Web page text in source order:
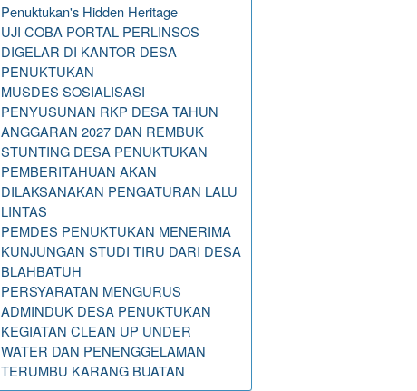
Penuktukan's Hidden Heritage
UJI COBA PORTAL PERLINSOS
DIGELAR DI KANTOR DESA
PENUKTUKAN
MUSDES SOSIALISASI
PENYUSUNAN RKP DESA TAHUN
ANGGARAN 2027 DAN REMBUK
STUNTING DESA PENUKTUKAN
PEMBERITAHUAN AKAN
DILAKSANAKAN PENGATURAN LALU
LINTAS
PEMDES PENUKTUKAN MENERIMA
KUNJUNGAN STUDI TIRU DARI DESA
BLAHBATUH
PERSYARATAN MENGURUS
ADMINDUK DESA PENUKTUKAN
KEGIATAN CLEAN UP UNDER
WATER DAN PENENGGELAMAN
TERUMBU KARANG BUATAN